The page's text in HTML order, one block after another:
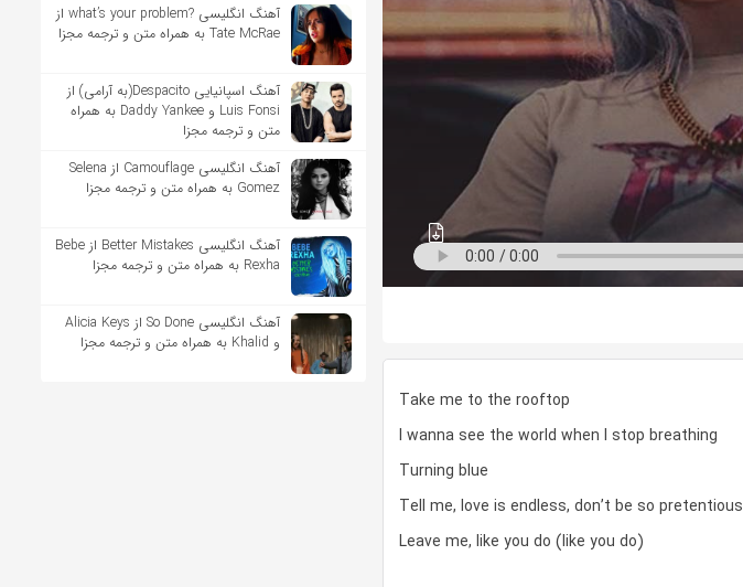
Take me to the rooftop
I wanna see the world when I stop breathing
Turning blue
Tell me, love is endless, don’t be so pretentious
Leave me, like you do (like you do)
آهنگ انگلیسی ?what’s your problem از
Tate McRae به همراه متن و ترجمه مجزا
آهنگ اسپانیایی Despacito(به آرامی) از
Luis Fonsi و Daddy Yankee به همراه
متن و ترجمه مجزا
آهنگ انگلیسی Camouflage از Selena
Gomez به همراه متن و ترجمه مجزا
آهنگ انگلیسی Better Mistakes از Bebe
Rexha به همراه متن و ترجمه مجزا
آهنگ انگلیسی So Done از Alicia Keys
و Khalid به همراه متن و ترجمه مجزا